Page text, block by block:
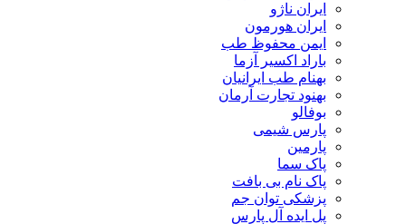
ایران ناژو
ایران هورمون
ایمن محفوظ طب
باراد اکسیر آزما
بهنام طب ایرانیان
بهنود تجارت آرمان
بوفالو
پارس شیمی
پارمین
پاک سما
پاک نام بی بافت
پزشکی توان جم
پل ایده آل پارس